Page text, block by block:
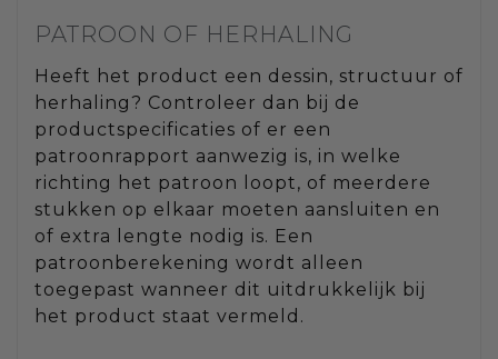
PATROON OF HERHALING
Heeft het product een dessin, structuur of
herhaling? Controleer dan bij de
productspecificaties of er een
patroonrapport aanwezig is, in welke
richting het patroon loopt, of meerdere
stukken op elkaar moeten aansluiten en
of extra lengte nodig is. Een
patroonberekening wordt alleen
toegepast wanneer dit uitdrukkelijk bij
het product staat vermeld.